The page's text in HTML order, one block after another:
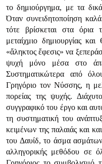
το δημιούργημα, με τα
Όταν συνειδητοποίηση
τότε βρίσκεται στα όρια
μεταίχμιο δημιουργίας
«ἄληκτος ἔφεσις» να
ψυχή μόνο μέσα στο
Συστηματικώτερα από
Γρηγόριο τον Νύσσης, η
πορείας της ψυχής.
συγγραφικό του έργο και
τη συστηματική του
κειμένων της παλαιάς και
του Δαυίδ, το άσμα
αλληγορικής μεθόδου σε